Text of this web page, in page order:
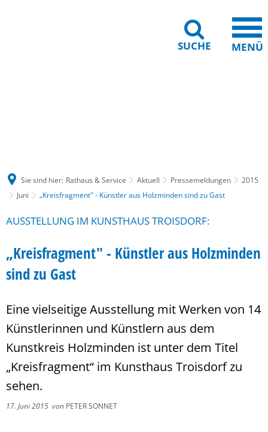
SUCHE MENÜ
Sie sind hier: Rathaus & Service Aktuell Pressemeldungen
2015
Juni
„Kreisfragment" - Künstler aus Holzminden sind zu Gast
AUSSTELLUNG IM KUNSTHAUS TROISDORF:
„Kreisfragment" - Künstler aus Holzminden
sind zu Gast
Eine vielseitige Ausstellung mit Werken von 14
Künstlerinnen und Künstlern aus dem
Kunstkreis Holzminden ist unter dem Titel
„Kreisfragment“ im Kunsthaus Troisdorf zu
sehen.
17. Juni 2015 von PETER SONNET